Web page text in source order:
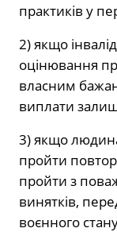
практиків у
2) якщо
оцінювання
власним
виплати
3) якщо
пройти
пройти з
винятків,
воєнного